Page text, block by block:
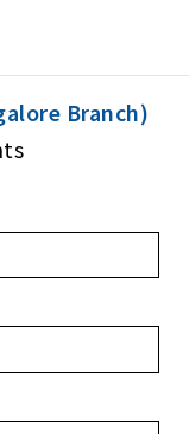
Branch)